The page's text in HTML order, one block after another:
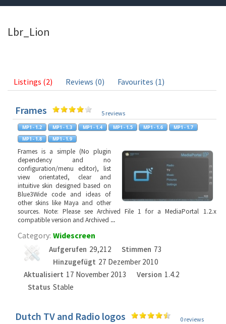
Lbr_Lion
Listings (2) Reviews (0) Favourites (1)
Frames 5 reviews
Frames is a simple (No plugin
dependency and no
configuration/menu editor), list
view orientated, clear and
intuitive skin designed based on
Blue3Wide code and ideas of
other skins like Maya and other
sources. Note: Please see Archived File 1 for a MediaPortal 1.2.x
compatible version and Archived ...
Category: Widescreen
Aufgerufen 29,212 Stimmen 73
Hinzugefügt 27 Dezember 2010
Aktualisiert 17 November 2013 Version 1.4.2
Status Stable
Dutch TV and Radio logos 0 reviews